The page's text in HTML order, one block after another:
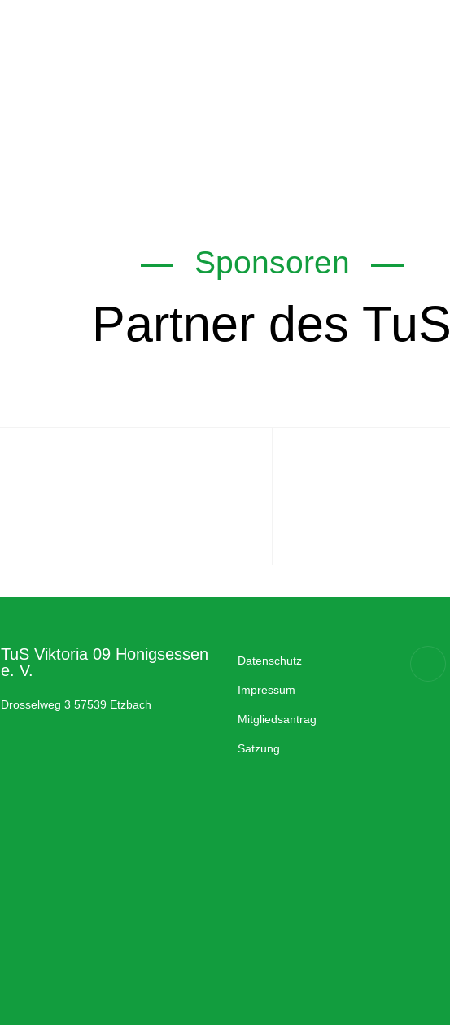
Sponsoren
Partner des TuS
TuS Viktoria 09 Honigsessen
e. V.
Drosselweg 3 57539 Etzbach
Datenschutz
Impressum
Mitgliedsantrag
Satzung